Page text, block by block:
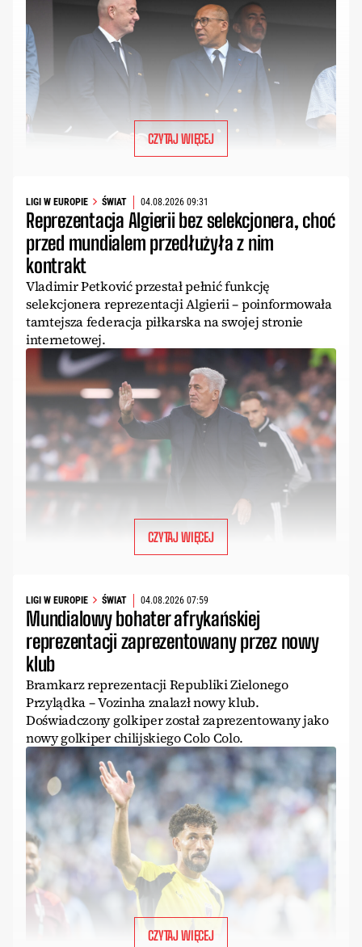
CZYTAJ WIĘCEJ
LIGI W EUROPIE ŚWIAT 04.08.2026 09:31
Reprezentacja Algierii bez selekcjonera, choć
przed mundialem przedłużyła z nim
kontrakt
Vladimir Petković przestał pełnić funkcję
selekcjonera reprezentacji Algierii – poinformowała
tamtejsza federacja piłkarska na swojej stronie
internetowej.
CZYTAJ WIĘCEJ
LIGI W EUROPIE ŚWIAT 04.08.2026 07:59
Mundialowy bohater afrykańskiej
reprezentacji zaprezentowany przez nowy
klub
Bramkarz reprezentacji Republiki Zielonego
Przylądka – Vozinha znalazł nowy klub.
Doświadczony golkiper został zaprezentowany jako
nowy golkiper chilijskiego Colo Colo.
CZYTAJ WIĘCEJ